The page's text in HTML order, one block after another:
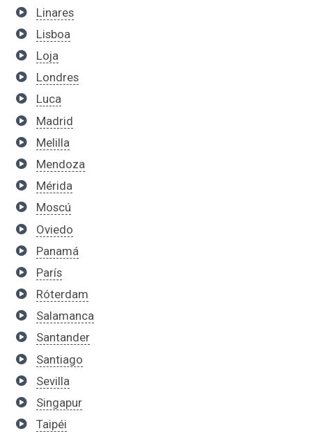
Linares
Lisboa
Loja
Londres
Luca
Madrid
Melilla
Mendoza
Mérida
Moscú
Oviedo
Panamá
París
Róterdam
Salamanca
Santander
Santiago
Sevilla
Singapur
Taipéi